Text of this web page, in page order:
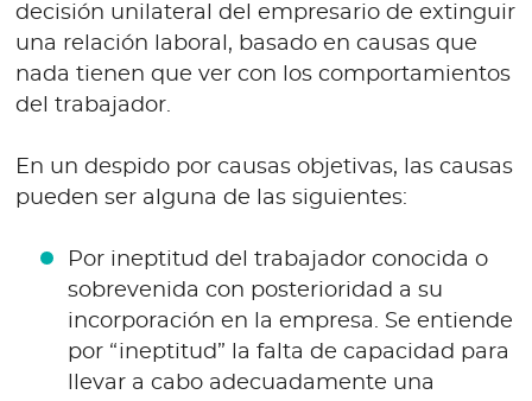
decisión unilateral del empresario de extinguir
una relación laboral, basado en causas que
nada tienen que ver con los comportamientos
del trabajador.
En un despido por causas objetivas, las causas
pueden ser alguna de las siguientes:
Por ineptitud del trabajador conocida o
sobrevenida con posterioridad a su
incorporación en la empresa. Se entiende
por “ineptitud” la falta de capacidad para
llevar a cabo adecuadamente una